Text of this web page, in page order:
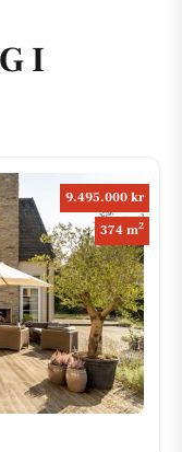
I
9.495.000 kr
374 m2